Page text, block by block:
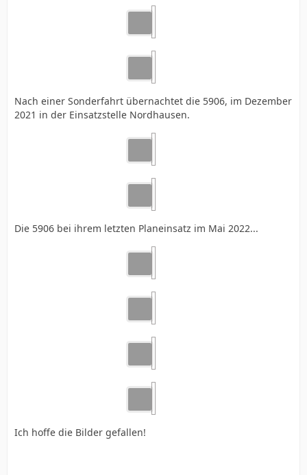
Nach einer Sonderfahrt übernachtet die 5906, im Dezember
2021 in der Einsatzstelle Nordhausen.
Die 5906 bei ihrem letzten Planeinsatz im Mai 2022...
Ich hoffe die Bilder gefallen!